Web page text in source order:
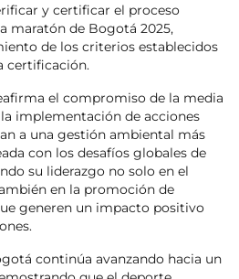
y certificar el proceso
maratón de Bogotá 2025,
de los criterios establecidos
certificación.
el compromiso de la media
implementación de acciones
a una gestión ambiental más
con los desafíos globales de
su liderazgo no solo en el
en la promoción de
generen un impacto positivo
continúa avanzando hacia un